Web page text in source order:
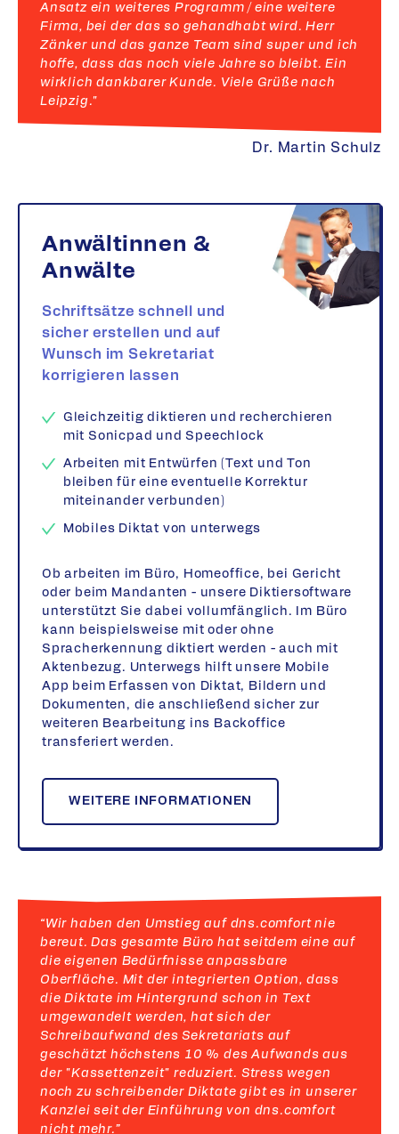
Ansatz ein weiteres Programm / eine weitere
Firma, bei der das so gehandhabt wird. Herr
Zänker und das ganze Team sind super und ich
hoffe, dass das noch viele Jahre so bleibt. Ein
wirklich dankbarer Kunde. Viele Grüße nach
Leipzig."
Dr. Martin Schulz
Anwältinnen &
Anwälte
Schriftsätze schnell und
sicher erstellen und auf
Wunsch im Sekretariat
korrigieren lassen
Gleichzeitig diktieren und recherchieren
mit Sonicpad und Speechlock
Arbeiten mit Entwürfen (Text und Ton
bleiben für eine eventuelle Korrektur
miteinander verbunden)
Mobiles Diktat von unterwegs
Ob arbeiten im Büro, Homeoffice, bei Gericht
oder beim Mandanten - unsere Diktiersoftware
unterstützt Sie dabei vollumfänglich. Im Büro
kann beispielsweise mit oder ohne
Spracherkennung diktiert werden - auch mit
Aktenbezug. Unterwegs hilft unsere Mobile
App beim Erfassen von Diktat, Bildern und
Dokumenten, die anschließend sicher zur
weiteren Bearbeitung ins Backoffice
transferiert werden.
WEITERE INFORMATIONEN
“Wir haben den Umstieg auf dns.comfort nie
bereut. Das gesamte Büro hat seitdem eine auf
die eigenen Bedürfnisse anpassbare
Oberfläche. Mit der integrierten Option, dass
die Diktate im Hintergrund schon in Text
umgewandelt werden, hat sich der
Schreibaufwand des Sekretariats auf
geschätzt höchstens 10 % des Aufwands aus
der "Kassettenzeit" reduziert. Stress wegen
noch zu schreibender Diktate gibt es in unserer
Kanzlei seit der Einführung von dns.comfort
nicht mehr.”